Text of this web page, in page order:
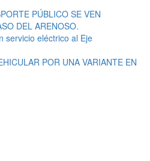
PÚBLICO SE VEN
DEL ARENOSO.
servicio eléctrico al Eje
POR UNA VARIANTE EN